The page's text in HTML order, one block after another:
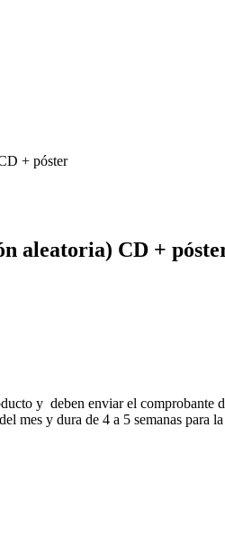
+ póster
aleatoria) CD +
y deben enviar el comprobante
y dura de 4 a 5 semanas para